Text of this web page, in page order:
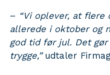
– “Vi oplever, at
allerede i oktober og
god tid før jul. Det
trygge,”udtaler